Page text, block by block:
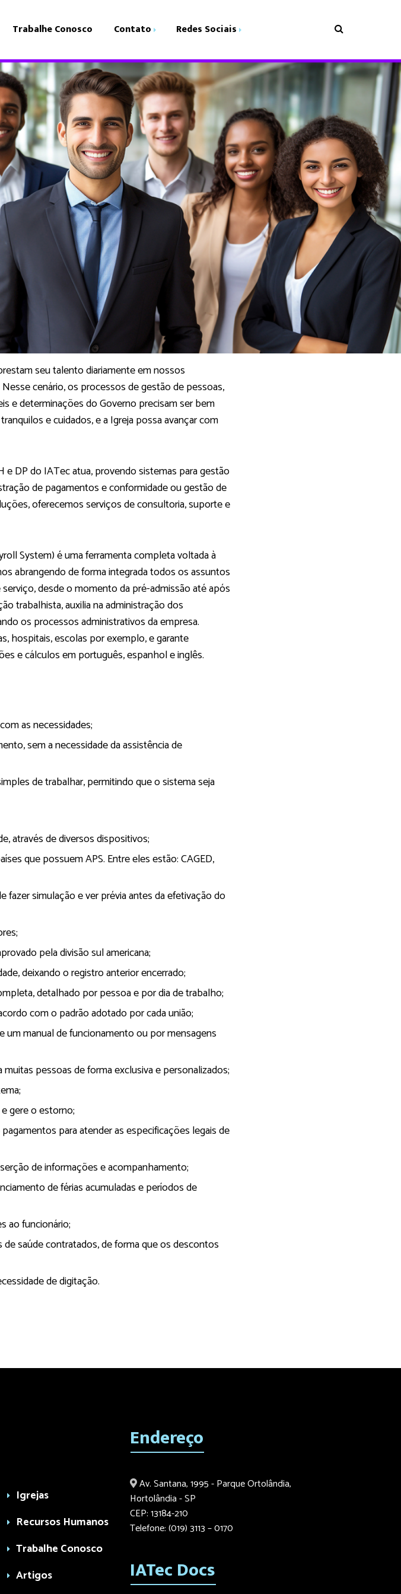
Trabalhe Conosco Contato
Divulgação de
Vulnerabilidade
Redes Sociais
Instagram
Facebook
Youtube
LinkedIn
seu talento diariamente em nossos
cenário, os processos de gestão de pessoas,
e determinações do Governo precisam ser bem
e cuidados, e a Igreja possa avançar com
DP do IATec atua, provendo sistemas para gestão
de pagamentos e conformidade ou gestão de
oferecemos serviços de consultoria, suporte e
System) é uma ferramenta completa voltada à
abrangendo de forma integrada todos os assuntos
desde o momento da pré-admissão até após
trabalhista, auxilia na administração dos
os processos administrativos da empresa.
hospitais, escolas por exemplo, e garante
e cálculos em português, espanhol e inglês.
as necessidades;
sem a necessidade da assistência de
de trabalhar, permitindo que o sistema seja
através de diversos dispositivos;
que possuem APS. Entre eles estão: CAGED,
fazer simulação e ver prévia antes da efetivação do
pela divisão sul americana;
deixando o registro anterior encerrado;
detalhado por pessoa e por dia de trabalho;
com o padrão adotado por cada união;
um manual de funcionamento ou por mensagens
pessoas de forma exclusiva e personalizados;
gere o estorno;
para atender as especificações legais de
de informações e acompanhamento;
de férias acumuladas e períodos de
ao funcionário;
saúde contratados, de forma que os descontos
de digitação.
Igrejas
Recursos Humanos
Trabalhe Conosco
Artigos
Endereço
Av. Santana, 1995 - Parque Ortolândia,
Hortolândia - SP
CEP: 13184-210
Telefone: (019) 3113 – 0170
IATec Docs